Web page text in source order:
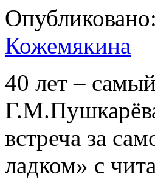
Опубликовано:
Кожемякина
40 лет –
встреча за
ладком» с